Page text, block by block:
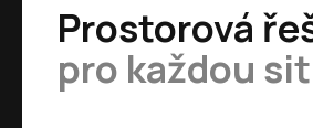
Prostorová
pro každou